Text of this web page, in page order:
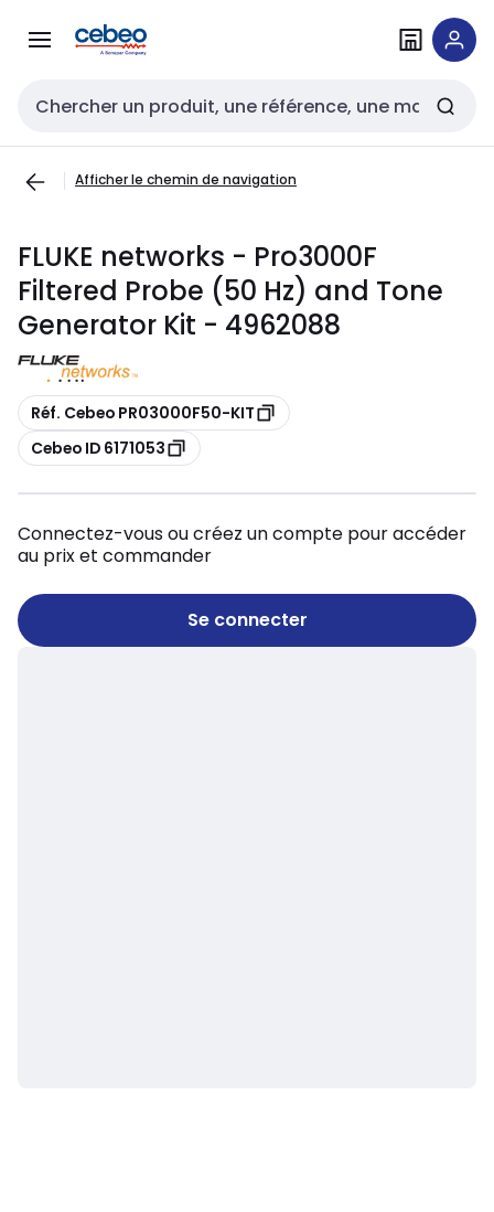
navigationau
Entrée de recherche
Afficher le chemin de navigation
FLUKE networks - Pro3000F
Filtered Probe (50 Hz) and Tone
Generator Kit - 4962088
Copier
Réf. Cebeo PR03000F50-KIT
Copier
Cebeo ID 6171053
Connectez-vous ou créez un compte pour accéder
au prix et commander
Se connecter